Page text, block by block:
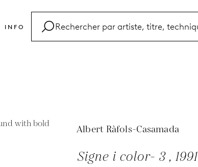
INFO
Albert Ràfols-Casamada
Signe i color- 3 , 1991